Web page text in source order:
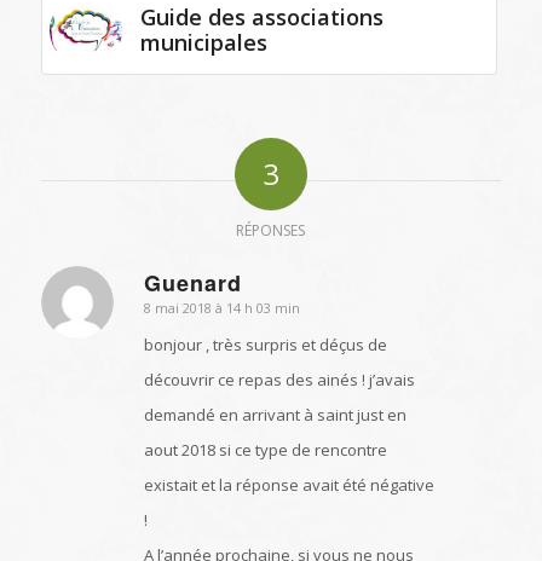
Guide des associations
municipales
3
RÉPONSES
Guenard
dit
8 mai 2018 à 14 h 03 min
bonjour , très surpris et déçus de
découvrir ce repas des ainés ! j’avais
demandé en arrivant à saint just en
aout 2018 si ce type de rencontre
existait et la réponse avait été négative
!
A l’année prochaine, si vous ne nous